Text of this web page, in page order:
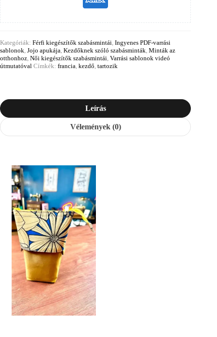
Kategóriák: Férfi kiegészítők szabásmintái Ingyenes PDF-varrási
sablonok Jojo apukája Kezdőknek szóló szabásminták Minták az
otthonhoz Női kiegészítők szabásmintái Varrási sablonok videó
útmutatóval Címkék: francia kezdő tartozik
Leírás
Vélemények (0)